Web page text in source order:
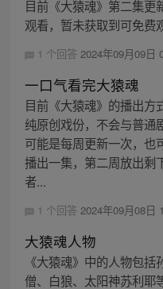
目前《大猿魂》第二集更
观看，暂未获取到可免费
1 个回答 2024年09月09日
一口气看完大猿魂
目前《大猿魂》的播出方
纯原创戏份，不会与普通
可能是每周更新一次，也
播出一集，第二周放出剩
者...
1 个回答 2024年09月08日
大猿魂人物
《大猿魂》中的人物包
僧、白狼、太阳神苏利耶